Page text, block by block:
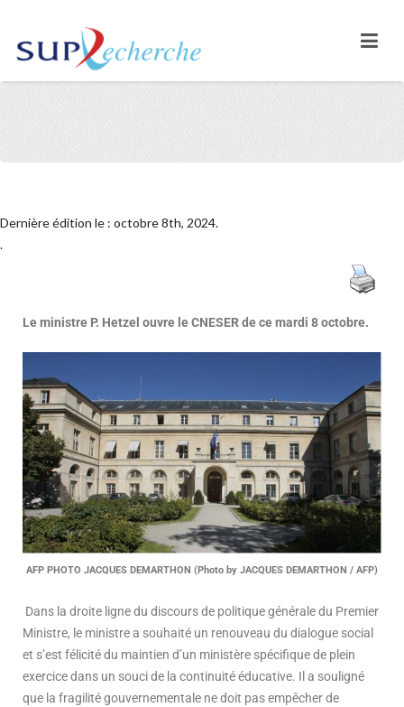
Dernière édition le : octobre 8th, 2024.
.
Le ministre P. Hetzel ouvre le CNESER de ce mardi 8 octobre.
AFP PHOTO JACQUES DEMARTHON (Photo by JACQUES DEMARTHON / AFP)
Dans la droite ligne du discours de politique générale du Premier
Ministre, le ministre a souhaité un renouveau du dialogue social
et s’est félicité du maintien d’un ministère spécifique de plein
exercice dans un souci de la continuité éducative. Il a souligné
que la fragilité gouvernementale ne doit pas empêcher de